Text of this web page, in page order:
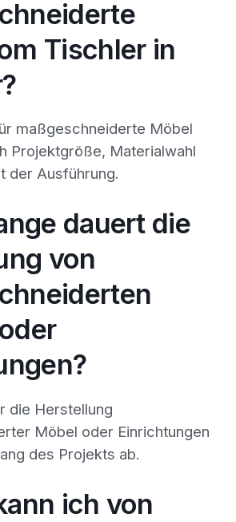
Tischler in
maßgeschneiderte Möbel
Projektgröße, Materialwahl
der Ausführung.
dauert die
von
die Herstellung
Möbel oder Einrichtungen
des Projekts ab.
ich von